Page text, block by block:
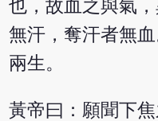
也，故血之與氣
無汗，奪汗者無
兩生。
黃帝曰：願聞下